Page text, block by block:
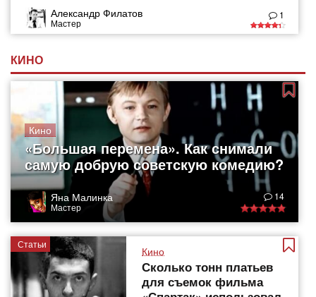
Александр Филатов
Мастер
1
КИНО
Кино
«Большая перемена». Как снимали
самую добрую советскую комедию?
Яна Малинка
Мастер
14
Статьи
Кино
Сколько тонн платьев
для съемок фильма